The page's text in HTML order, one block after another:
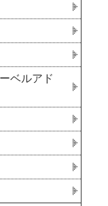
ベルアド